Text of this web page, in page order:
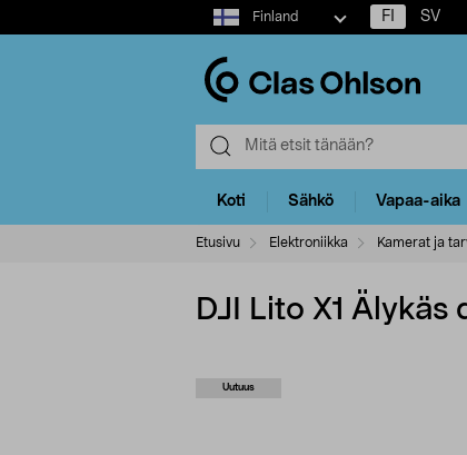
Select
market
Finland FI SV
Koti Sähkö Vapaa-aika
Etusivu Elektroniikka Kamerat ja
DJI Lito X1
Uutuus